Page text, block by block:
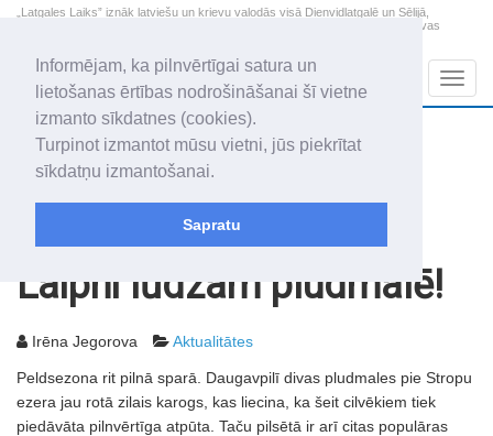
Informējam, ka pilnvērtīgai satura un
lietošanas ērtības nodrošināšanai šī vietne
izmanto sīkdatnes (cookies).
Turpinot izmantot mūsu vietni, jūs piekrītat
sīkdatņu izmantošanai.
Sapratu
„Latgales Laiks” iznāk latviešu un krievu valodās visā Dienvidlatgalē un Sēlijā,
„Latgales Laiks” latviešu valodā aptver Daugavpils valstspilsētu, Augšdaugavas
2026. gada 8. augusts
Sestdiena
Mudīte, Vladislava, Vladislavs
+10.5
Laipni lūdzam pludmalē!
Irēna Jegorova Aktualitātes
Peldsezona rit pilnā sparā. Daugavpilī divas pludmales pie Stropu
ezera jau rotā zilais karogs, kas liecina, ka šeit cilvēkiem tiek
piedāvāta pilnvērtīga atpūta. Taču pilsētā ir arī citas populāras